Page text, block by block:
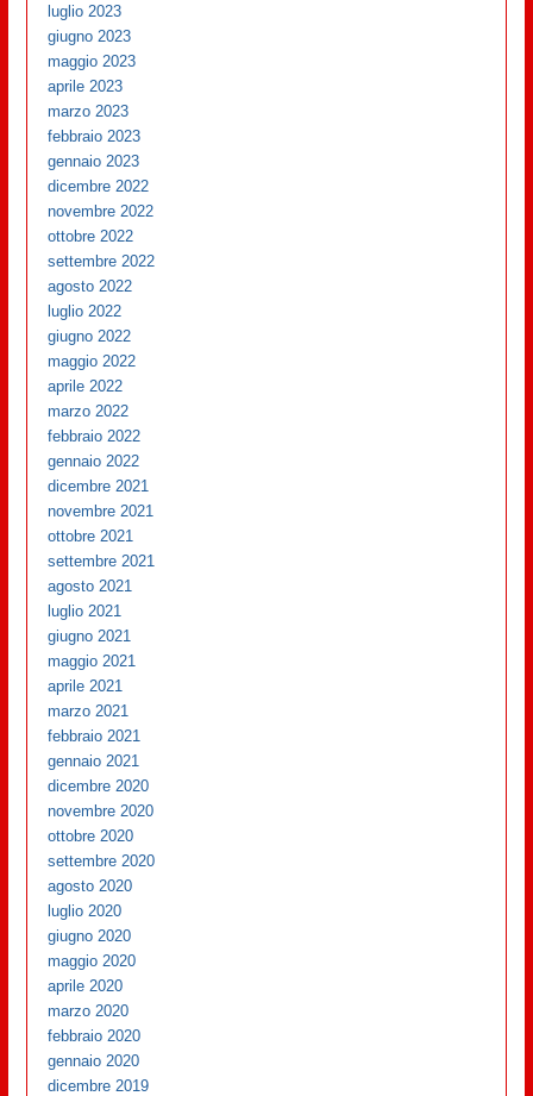
luglio 2023
giugno 2023
maggio 2023
aprile 2023
marzo 2023
febbraio 2023
gennaio 2023
dicembre 2022
novembre 2022
ottobre 2022
settembre 2022
agosto 2022
luglio 2022
giugno 2022
maggio 2022
aprile 2022
marzo 2022
febbraio 2022
gennaio 2022
dicembre 2021
novembre 2021
ottobre 2021
settembre 2021
agosto 2021
luglio 2021
giugno 2021
maggio 2021
aprile 2021
marzo 2021
febbraio 2021
gennaio 2021
dicembre 2020
novembre 2020
ottobre 2020
settembre 2020
agosto 2020
luglio 2020
giugno 2020
maggio 2020
aprile 2020
marzo 2020
febbraio 2020
gennaio 2020
dicembre 2019